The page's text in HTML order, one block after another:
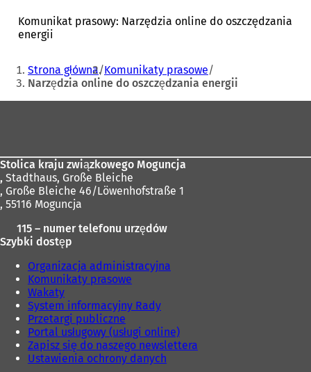
Komunikat prasowy: Narzędzia online do oszczędzania
energii
Jesteś
tutaj:
Strona główna Komunikaty prasowe
Narzędzia online do oszczędzania energii
Stolica kraju związkowego Moguncja
, Stadthaus, Große Bleiche
, Große Bleiche 46/Löwenhofstraße 1
, 55116 Moguncja
115 – numer telefonu urzędów
Szybki dostęp
Organizacja administracyjna
Komunikaty prasowe
Wakaty
System informacyjny Rady
Przetargi publiczne
Portal usługowy (usługi online)
Zapisz się do naszego newslettera
Ustawienia ochrony danych